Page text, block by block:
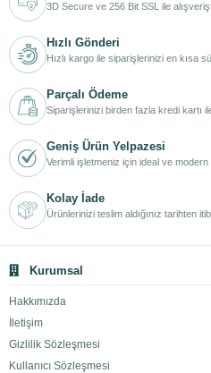
3D Secure ve 256 Bit SSL ile
Hızlı Gönderi
Hızlı kargo ile siparişlerinizi en kısa
Parçalı Ödeme
Siparişlerinizi birden fazla kredi kartı
Geniş Ürün Yelpazesi
Verimli işletmeniz için ideal ve
Kolay İade
Ürünlerinizi teslim aldığınız tarihten
Kurumsal
Hakkımızda
İletişim
Gizlilik Sözleşmesi
Kullanıcı Sözleşmesi